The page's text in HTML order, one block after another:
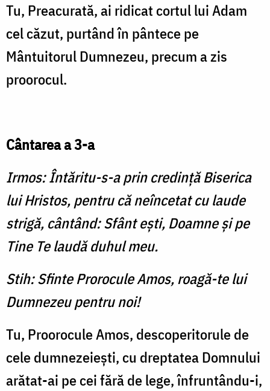
Tu, Preacurată, ai ridicat cortul lui Adam
cel căzut, purtând în pântece pe
Mântuitorul Dumnezeu, precum a zis
proorocul.
Cântarea a 3-a
Irmos: Întăritu-s-a prin credinţă Biserica
lui Hristos, pentru că neîncetat cu laude
strigă, cântând: Sfânt eşti, Doamne şi pe
Tine Te laudă duhul meu.
Stih: Sfinte Prorocule Amos, roagă-te lui
Dumnezeu pentru noi!
Tu, Proorocule Amos, descoperitorule de
cele dumnezeieşti, cu dreptatea Domnului
arătat-ai pe cei fără de lege, înfruntându-i,